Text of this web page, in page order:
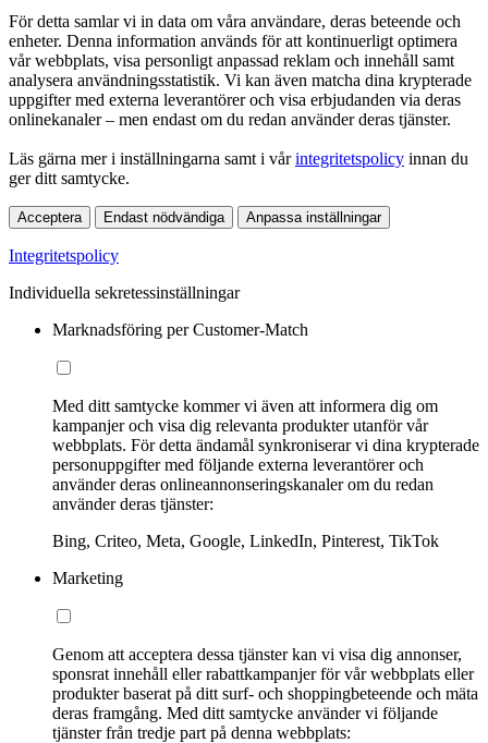
För detta samlar vi in data om våra användare, deras beteende och
enheter. Denna information används för att kontinuerligt optimera
vår webbplats, visa personligt anpassad reklam och innehåll samt
analysera användningsstatistik. Vi kan även matcha dina krypterade
uppgifter med externa leverantörer och visa erbjudanden via deras
onlinekanaler – men endast om du redan använder deras tjänster.
Läs gärna mer i inställningarna samt i vårintegritetspolicy innan du
ger ditt samtycke.
Acceptera Endast nödvändiga Anpassa inställningar
Integritetspolicy
Individuella sekretessinställningar
Marknadsföring per Customer-Match
Med ditt samtycke kommer vi även att informera dig om
kampanjer och visa dig relevanta produkter utanför vår
webbplats. För detta ändamål synkroniserar vi dina krypterade
personuppgifter med följande externa leverantörer och
använder deras onlineannonseringskanaler om du redan
använder deras tjänster:
Bing, Criteo, Meta, Google, LinkedIn, Pinterest, TikTok
Marketing
Genom att acceptera dessa tjänster kan vi visa dig annonser,
sponsrat innehåll eller rabattkampanjer för vår webbplats eller
produkter baserat på ditt surf- och shoppingbeteende och mäta
deras framgång. Med ditt samtycke använder vi följande
tjänster från tredje part på denna webbplats: